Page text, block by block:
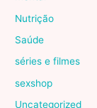
Nutrição
Saúde
séries e filmes
sexshop
Uncategorized